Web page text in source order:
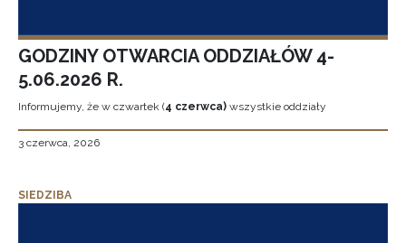
GODZINY OTWARCIA ODDZIAŁÓW 4-
5.06.2026 R.
Informujemy, że w czwartek (4 czerwca) wszystkie oddziały
3 czerwca, 2026
SIEDZIBA